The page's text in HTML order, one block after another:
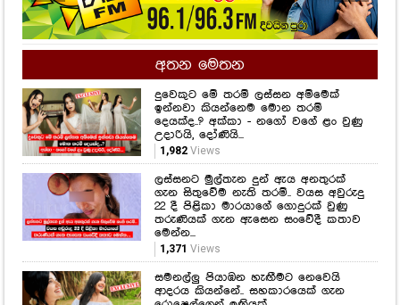
අතන මෙතන
දුවෙකුට මේ තරම් ලස්සන අම්මෙක්
ඉන්නවා කියන්නෙම මොන තරම්
දෙයක්ද..? අක්කා - නගෝ වගේ ළං වුණු
උදාරියි, දෝණියි...
1,982Views
ලස්සනට මුල්තැන දුන් ඇය අනතුරක්
ගැන සිතුවේම නැති තරම්.. වයස අවුරුදු
22 දී පිළිකා මාරයාගේ ගොදුරක් වුණු
තරුණියක් ගැන ඇසෙන සංවේදී කතාව
මෙන්න...
1,371 Views
සමනල්ලු පියාඹන හැඟීමට නෙවෙයි
ආදරය කියන්නේ.. සහකාරයෙක් ගැන